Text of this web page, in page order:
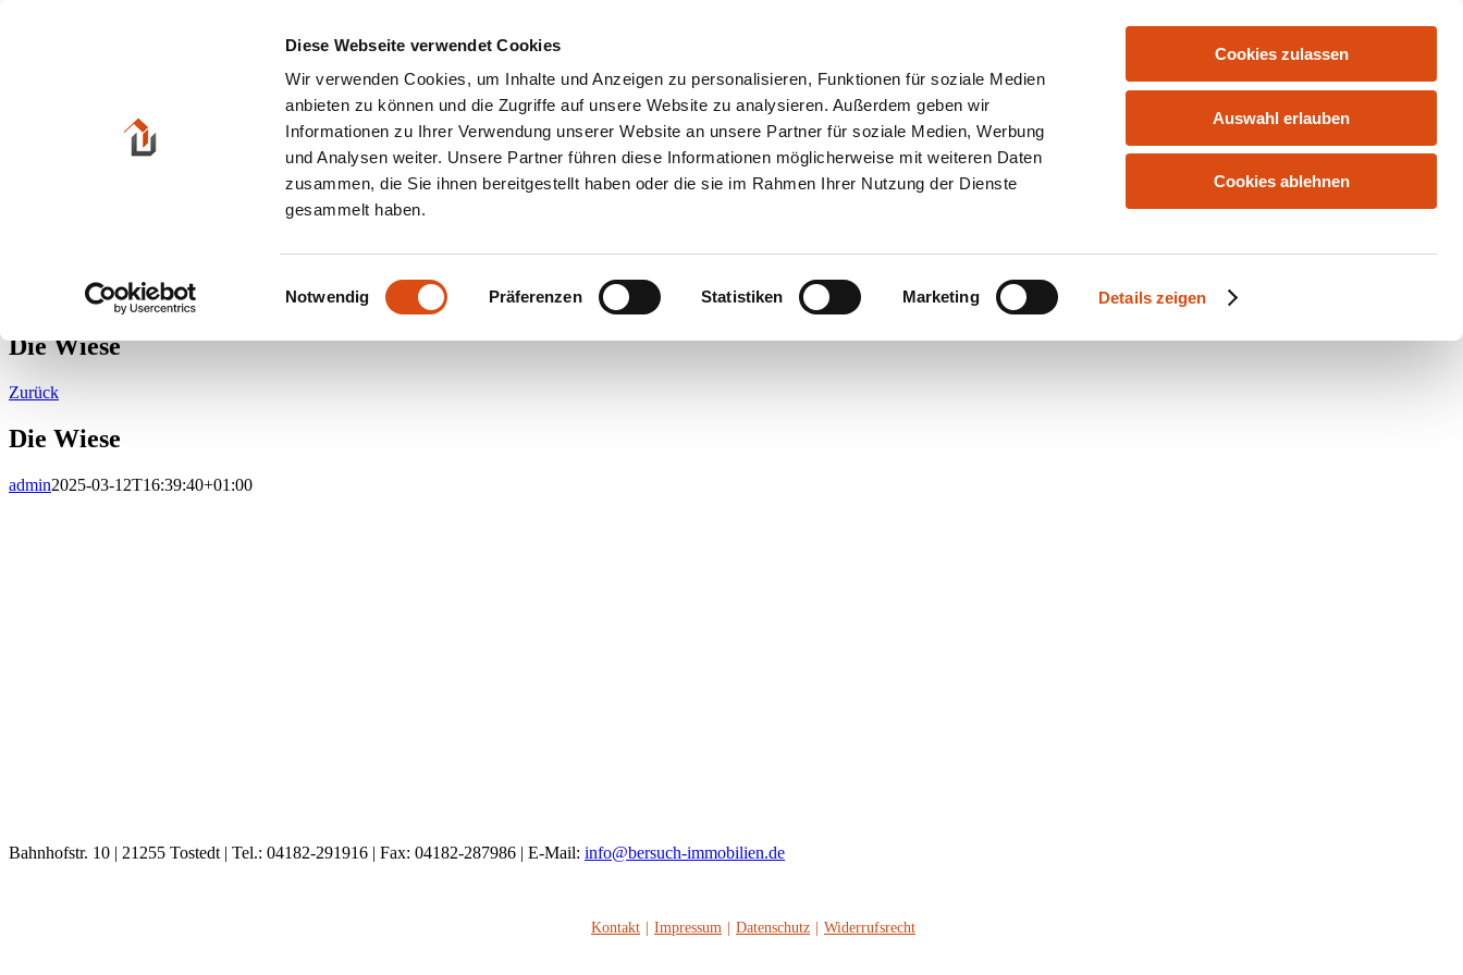
Diese Webseite verwendet Cookies
Wir verwenden Cookies, um Inhalte und Anzeigen zu personalisieren, Funktionen für soziale Medien
anbieten zu können und die Zugriffe auf unsere Website zu analysieren. Außerdem geben wir
Informationen zu Ihrer Verwendung unserer Website an unsere Partner für soziale Medien, Werbung
und Analysen weiter. Unsere Partner führen diese Informationen möglicherweise mit weiteren Daten
zusammen, die Sie ihnen bereitgestellt haben oder die sie im Rahmen Ihrer Nutzung der Dienste
gesammelt haben.
Einwilligungsauswahl
Notwendig Präferenzen Statistiken Marketing Details zeigen
Cookies zulassen
Auswahl erlauben
Cookies ablehnen
Kaufobjekte
Eigentums- wohnungen
Kontakt
Die Wiese
Zurück
Die Wiese
admin2025-03-12T16:39:40+01:00
Bahnhofstr. 10 | 21255 Tostedt | Tel.: 04182-291916 | Fax: 04182-287986 | E-Mail: info@bersuch-immobilien.de
Kontakt Impressum Datenschutz Widerrufsrecht